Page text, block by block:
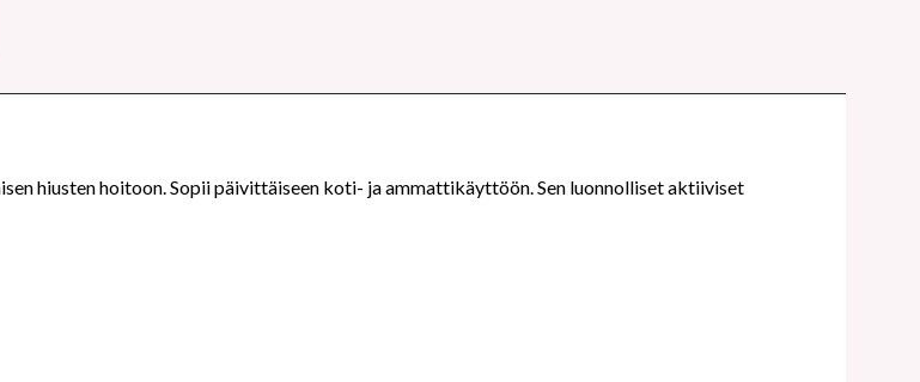
hiusten hoitoon. Sopii päivittäiseen koti- ja ammattikäyttöön. Sen luonnolliset aktiiviset